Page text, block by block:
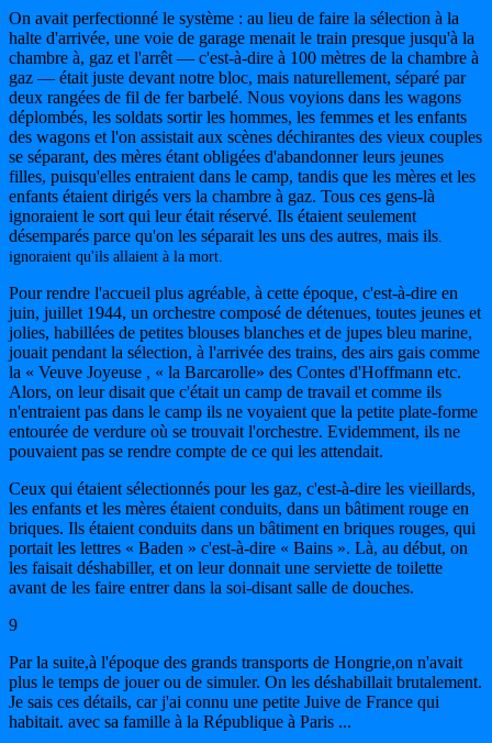
On avait perfectionné le système : au lieu de faire la sélection à la
halte d'arrivée, une voie de garage menait le train presque jusqu'à la
chambre à, gaz et l'arrêt — c'est-à-dire à 100 mètres de la chambre à
gaz — était juste devant notre bloc, mais naturellement, séparé par
deux rangées de fil de fer barbelé. Nous voyions dans les wagons
déplombés, les soldats sortir les hommes, les femmes et les enfants
des wagons et l'on assistait aux scènes déchirantes des vieux couples
se séparant, des mères étant obligées d'abandonner leurs jeunes
filles, puisqu'elles entraient dans le camp, tandis que les mères et les
enfants étaient dirigés vers la chambre à gaz. Tous ces gens-là
ignoraient le sort qui leur était réservé. Ils étaient seulement
désemparés parce qu'on les séparait les uns des autres, mais ils
ignoraient qu'ils allaient à la mort.
Pour rendre l'accueil plus agréable, à cette époque, c'est-à-dire en
juin, juillet 1944, un orchestre composé de détenues, toutes jeunes et
jolies, habillées de petites blouses blanches et de jupes bleu marine,
jouait pendant la sélection, à l'arrivée des trains, des airs gais comme
la « Veuve Joyeuse , « la Barcarolle» des Contes d'Hoffmann etc.
Alors, on leur disait que c'était un camp de travail et comme ils
n'entraient pas dans le camp ils ne voyaient que la petite plate-forme
entourée de verdure où se trouvait l'orchestre. Evidemment, ils ne
pouvaient pas se rendre compte de ce qui les attendait.
Ceux qui étaient sélectionnés pour les gaz, c'est-à-dire les vieillards,
les enfants et les mères étaient conduits, dans un bâtiment rouge en
briques. Ils étaient conduits dans un bâtiment en briques rouges, qui
portait les lettres « Baden » c'est-à-dire « Bains ». Là, au début, on
les faisait déshabiller, et on leur donnait une serviette de toilette
avant de les faire entrer dans la soi-disant salle de douches.
9
Par la suite,à l'époque des grands transports de Hongrie,on n'avait
plus le temps de jouer ou de simuler. On les déshabillait brutalement.
Je sais ces détails, car j'ai connu une petite Juive de France qui
habitait. avec sa famille à la République à Paris ...